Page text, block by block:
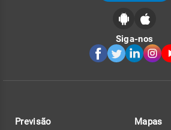
Siga-nos
Previsão Mapas